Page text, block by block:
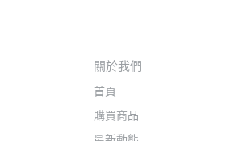
關於我們
首頁
購買商品